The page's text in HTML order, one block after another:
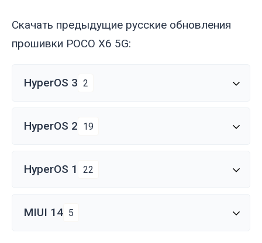
Скачать предыдущие русские обновления
прошивки POCO X6 5G:
HyperOS 3 2
HyperOS 2 19
HyperOS 1 22
MIUI 14 5